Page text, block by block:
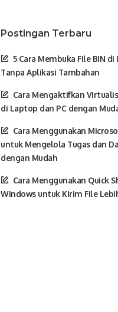
Postingan Terbaru
5 Cara Membuka File BIN
Tanpa Aplikasi Tambahan
Cara Mengaktifkan
di Laptop dan PC dengan
Cara Menggunakan
untuk Mengelola Tugas dan
dengan Mudah
Cara Menggunakan Quick
Windows untuk Kirim File